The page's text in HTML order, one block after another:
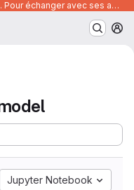
Bonjour à tous et bienvenue sur ce Gitlab. Pour échanger avec ses autres utilisateurs, posez vos questions ou trouver des ressources, vous pouvez rejoindre le canal suivant :
Jupyter Notebook